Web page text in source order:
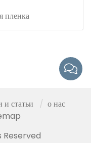
пленка
и статьи
о нас
Reserved